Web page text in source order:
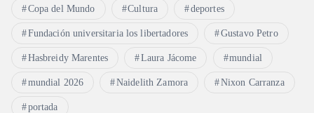
Copa del Mundo Cultura deportes
Fundación universitaria los libertadores Gustavo Petro
Hasbreidy Marentes Laura Jácome mundial
mundial 2026 Naidelith Zamora Nixon Carranza
portada